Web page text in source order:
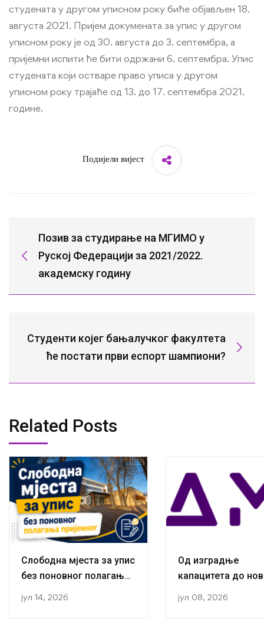
студената у другом уписном року биће објављен 18.
августа 2021. Пријем докумената за упис у другом
уписном року је од 30. августа до 3. септембра, а
пријемни испити ће бити одржани 6. септембра. Упис
студената који остваре право уписа у другом
уписном року трајаће од 13. до 17. септембра 2021.
године.
Подијели вијест
Позив за студирање на МГИМО у
Руској Федерацији за 2021/2022.
академску годину
Студенти којег бањалучког факултета
ће постати први еспорт шампиони?
Related Posts
Слободна мјеста за упис
без поновног полагања
јул 14, 2026
Од изградње
капацитета до
јул 08, 2026